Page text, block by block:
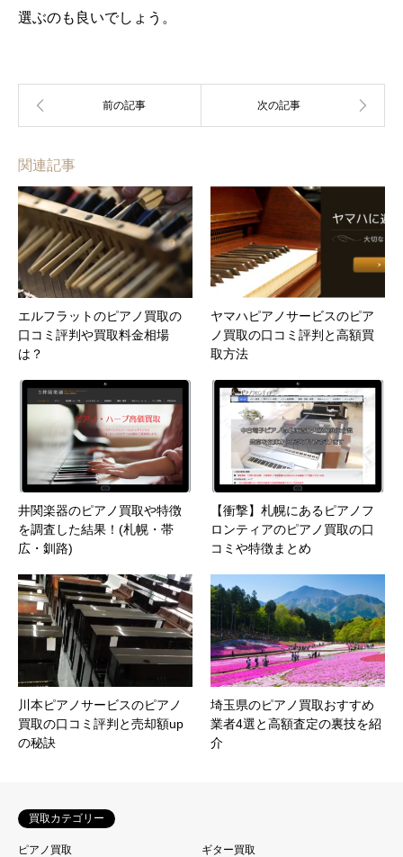
選ぶのも良いでしょう。
関連記事
エルフラットのピアノ買取の
口コミ評判や買取料金相場
は？
ヤマハピアノサービスのピア
ノ買取の口コミ評判と高額買
取方法
井関楽器のピアノ買取や特徴
を調査した結果！(札幌・帯
広・釧路)
【衝撃】札幌にあるピアノフ
ロンティアのピアノ買取の口
コミや特徴まとめ
川本ピアノサービスのピアノ
買取の口コミ評判と売却額up
の秘訣
埼玉県のピアノ買取おすすめ
業者4選と高額査定の裏技を紹
介
買取カテゴリー
ピアノ買取
ギター買取